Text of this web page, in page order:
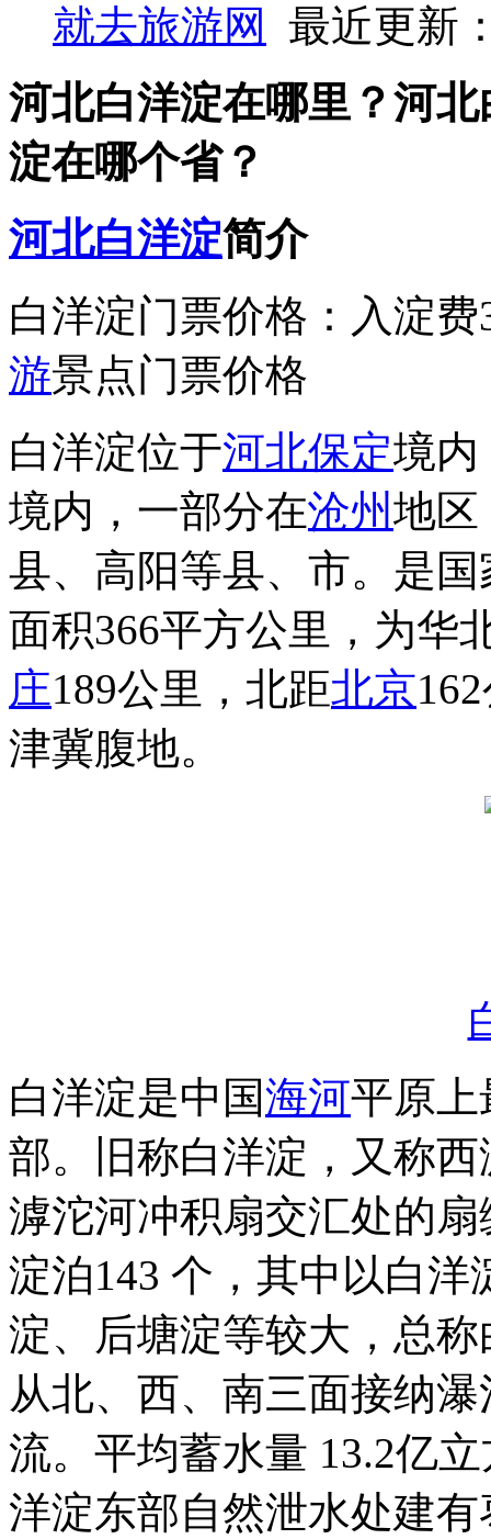
就去旅游网
最近更新
河北白洋淀在哪里？河
淀在哪个省？
河北白洋淀简介
白洋淀门票价格：入淀
游景点门票价格
白洋淀位于河北保定境内
境内，一部分在沧州地区
县、高阳等县、市。是国
面积366平方公里，为华
庄189公里，北距北京
津冀腹地。
白洋淀是中国海河平原上
部。旧称白洋淀，又称
滹沱河冲积扇交汇处的
淀泊143 个，其中以白
淀、后塘淀等较大，总
从北、西、南三面接纳
流。平均蓄水量 13.2亿
洋淀东部自然泄水处建